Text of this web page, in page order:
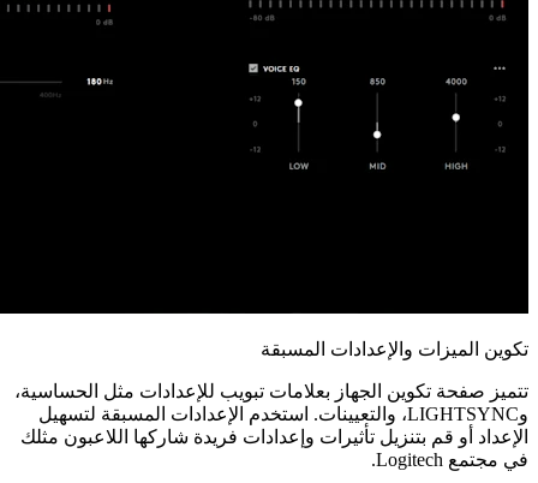
تكوين الميزات والإعدادات المسبقة
تتميز صفحة تكوين الجهاز بعلامات تبويب للإعدادات مثل الحساسية،
وLIGHTSYNC، والتعيينات. استخدم الإعدادات المسبقة لتسهيل
الإعداد أو قم بتنزيل تأثيرات وإعدادات فريدة شاركها اللاعبون مثلك
في مجتمع Logitech.